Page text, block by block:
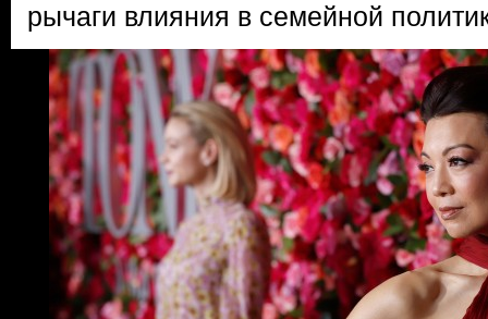
рычаги влияния в семейной